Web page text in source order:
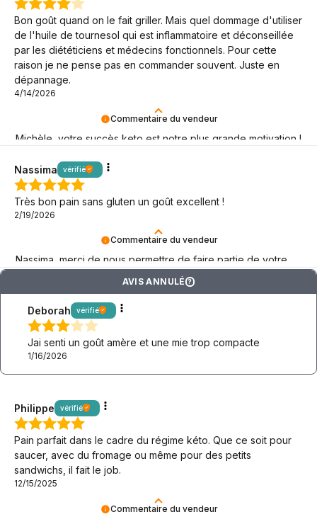
Commentaire du vendeur
Michèle, votre succès keto est notre plus grande motivation !
Bon goût quand on le fait griller. Mais quel dommage d'utiliser
de l'huile de tournesol qui est inflammatoire et déconseillée
par les diététiciens et médecins fonctionnels. Pour cette
raison je ne pense pas en commander souvent. Juste en
dépannage.
4/14/2026
Commentaire du vendeur
Nassima, merci de nous permettre de faire partie de votre
aventure keto ! Que cela dure aussi longtemps que possible
Nassima vérifié
Très bon pain sans gluten un goût excellent !
2/19/2026
AVIS ANNULÉ ?
Deborah vérifié
Jai senti un goût amère et une mie trop compacte
1/16/2026
Commentaire du vendeur
Philippe vérifié
Pain parfait dans le cadre du régime kéto. Que ce soit pour
saucer, avec du fromage ou même pour des petits
sandwichs, il fait le job.
12/15/2025